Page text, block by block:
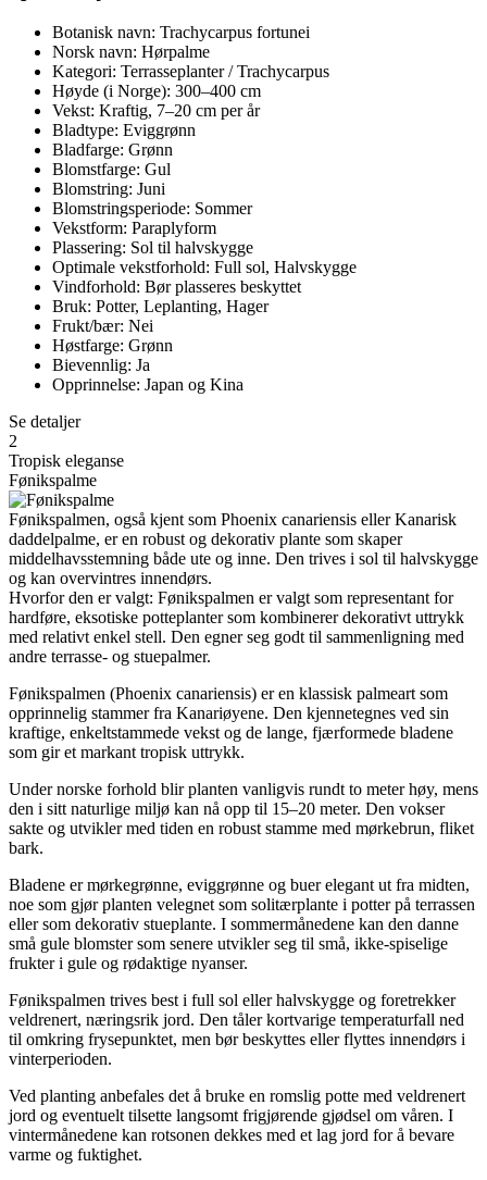
Botanisk navn: Trachycarpus fortunei
Norsk navn: Hørpalme
Kategori: Terrasseplanter / Trachycarpus
Høyde (i Norge): 300–400 cm
Vekst: Kraftig, 7–20 cm per år
Bladtype: Eviggrønn
Bladfarge: Grønn
Blomstfarge: Gul
Blomstring: Juni
Blomstringsperiode: Sommer
Vekstform: Paraplyform
Plassering: Sol til halvskygge
Optimale vekstforhold: Full sol, Halvskygge
Vindforhold: Bør plasseres beskyttet
Bruk: Potter, Leplanting, Hager
Frukt/bær: Nei
Høstfarge: Grønn
Bievennlig: Ja
Opprinnelse: Japan og Kina
Se detaljer
2
Tropisk eleganse
Fønikspalme
Fønikspalmen, også kjent som Phoenix canariensis eller Kanarisk
daddelpalme, er en robust og dekorativ plante som skaper
middelhavsstemning både ute og inne. Den trives i sol til halvskygge
og kan overvintres innendørs.
Hvorfor den er valgt: Fønikspalmen er valgt som representant for
hardføre, eksotiske potteplanter som kombinerer dekorativt uttrykk
med relativt enkel stell. Den egner seg godt til sammenligning med
andre terrasse- og stuepalmer.
Fønikspalmen (Phoenix canariensis) er en klassisk palmeart som
opprinnelig stammer fra Kanariøyene. Den kjennetegnes ved sin
kraftige, enkeltstammede vekst og de lange, fjærformede bladene
som gir et markant tropisk uttrykk.
Under norske forhold blir planten vanligvis rundt to meter høy, mens
den i sitt naturlige miljø kan nå opp til 15–20 meter. Den vokser
sakte og utvikler med tiden en robust stamme med mørkebrun, fliket
bark.
Bladene er mørkegrønne, eviggrønne og buer elegant ut fra midten,
noe som gjør planten velegnet som solitærplante i potter på terrassen
eller som dekorativ stueplante. I sommermånedene kan den danne
små gule blomster som senere utvikler seg til små, ikke-spiselige
frukter i gule og rødaktige nyanser.
Fønikspalmen trives best i full sol eller halvskygge og foretrekker
veldrenert, næringsrik jord. Den tåler kortvarige temperaturfall ned
til omkring frysepunktet, men bør beskyttes eller flyttes innendørs i
vinterperioden.
Ved planting anbefales det å bruke en romslig potte med veldrenert
jord og eventuelt tilsette langsomt frigjørende gjødsel om våren. I
vintermånedene kan rotsonen dekkes med et lag jord for å bevare
varme og fuktighet.